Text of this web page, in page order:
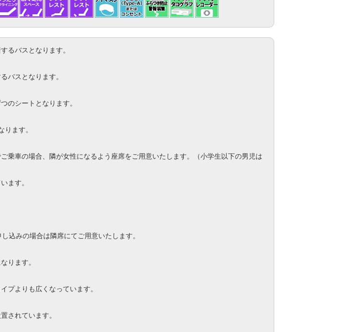
るバスとなります。
バスとなります。
のシートとなります。
ります。
乗車の場合、隣が女性になるよう座席をご用意いたします。（小学生以下の男児は
ます。
込みの場合は隣席にてご用意いたします。
ります。
プよりも広くなっています。
されています。